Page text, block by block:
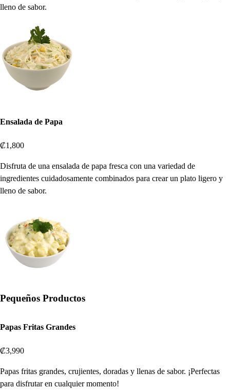
lleno de sabor.
Ensalada de Papa
₡1,800
Disfruta de una ensalada de papa fresca con una variedad de
ingredientes cuidadosamente combinados para crear un plato ligero y
lleno de sabor.
Pequeños Productos
Papas Fritas Grandes
₡3,990
Papas fritas grandes, crujientes, doradas y llenas de sabor. ¡Perfectas
para disfrutar en cualquier momento!